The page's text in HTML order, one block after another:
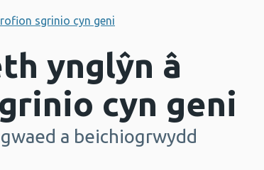
sgrinio cyn geni
ynglŷn â
cyn geni
a beichiogrwydd